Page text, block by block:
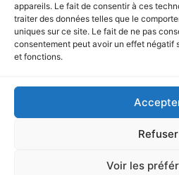
appareils. Le fait de consentir à ces
traiter des données telles que le
uniques sur ce site. Le fait de ne pas
consentement peut avoir un effet négatif
et fonctions.
Refuser
Voir les
Vidéo de Présentation
Aucune vidéo disponible.